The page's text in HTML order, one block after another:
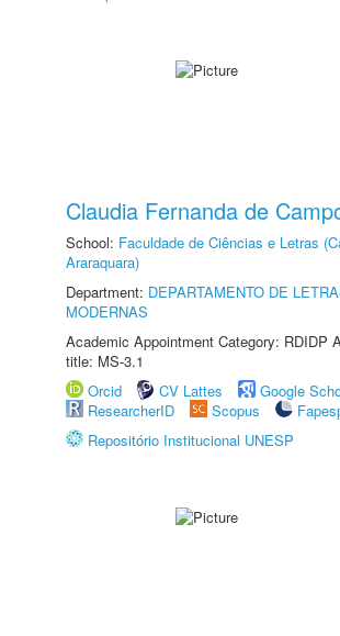
Claudia Fernanda de
School: Faculdade de Ciências e Letras
Araraquara)
Department: DEPARTAMENTO DE
MODERNAS
Academic Appointment Category: RDIDP
title: MS-3.1
Orcid
CV Lattes
Google
ResearcherID
Scopus
Repositório Institucional UNESP